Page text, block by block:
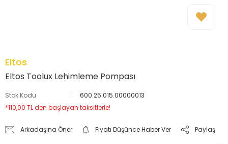
Eltos
Eltos Toolux Lehimleme Pompası
Stok Kodu
600.25.015.00000013
*110,00 TL den başlayan taksitlerle!
Arkadaşına Öner Fiyatı Düşünce Haber Ver Paylaş